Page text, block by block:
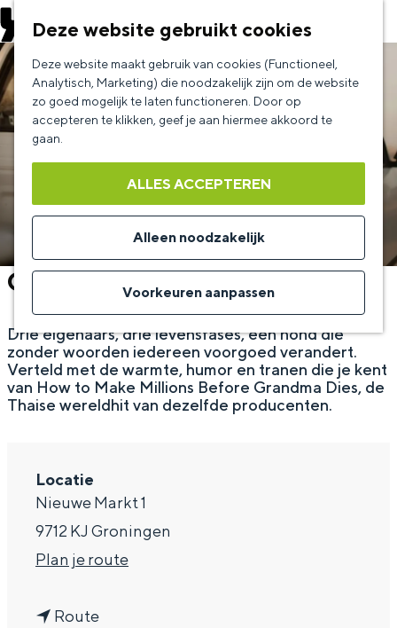
Deze website gebruikt cookies
Deze website maakt gebruik van cookies (Functioneel,
Analytisch, Marketing) die noodzakelijk zijn om de website
zo goed mogelijk te laten functioneren. Door op
accepteren te klikken, geef je aan hiermee akkoord te
gaan.
ALLES ACCEPTEREN
Alleen noodzakelijk
Voorkeuren aanpassen
G
a
n
a
r
e
h
m
e
p
Gohan
Drie eigenaars, drie levensfases, één hond die
zonder woorden iedereen voorgoed verandert.
Verteld met de warmte, humor en tranen die je kent
van How to Make Millions Before Grandma Dies, de
Thaise wereldhit van dezelfde producenten.
Locatie
Nieuwe Markt 1
9712 KJ Groningen
Plan je routen
Routen